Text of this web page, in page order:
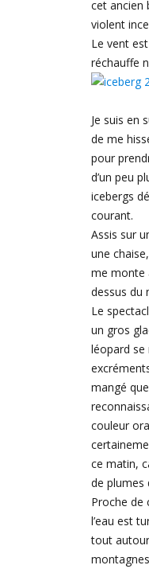
cet ancien
violent
Le vent
réchauffe
Je suis en
de me
pour
d’un peu
icebergs
courant.
Assis sur
une
me monte
dessus du
Le
un gros
léopard se
mangé
couleur
ce matin,
de plumes
Proche de
l’eau est
tout